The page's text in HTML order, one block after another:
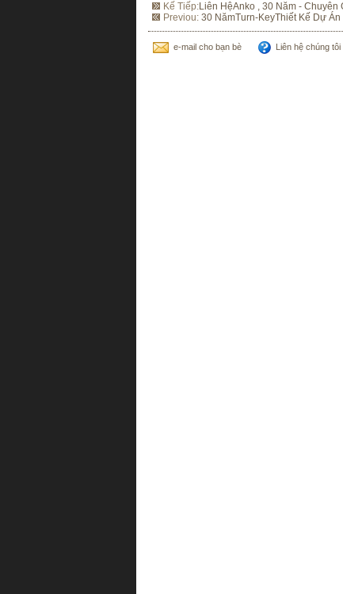
Kế Tiếp:Liên HệAnko , 30 Năm - Chuyên
Previou: 30 NămTurn-KeyThiết Kế Dự Án
e-mail cho bạn bè Liên hệ chúng tôi